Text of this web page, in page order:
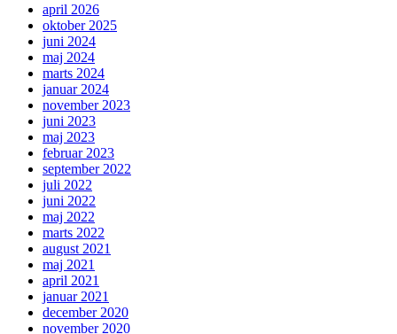
april 2026
oktober 2025
juni 2024
maj 2024
marts 2024
januar 2024
november 2023
juni 2023
maj 2023
februar 2023
september 2022
juli 2022
juni 2022
maj 2022
marts 2022
august 2021
maj 2021
april 2021
januar 2021
december 2020
november 2020